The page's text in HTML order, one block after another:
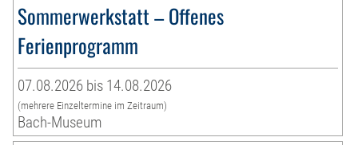
Sommerwerkstatt – Offenes
Ferienprogramm
07.08.2026 bis 14.08.2026
(mehrere Einzeltermine im Zeitraum)
Bach-Museum